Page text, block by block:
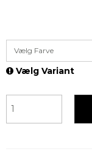
Vælg Farve
Vælg Variant